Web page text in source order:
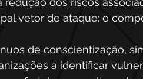
vetor de ataque: o
de conscientização,
a identificar